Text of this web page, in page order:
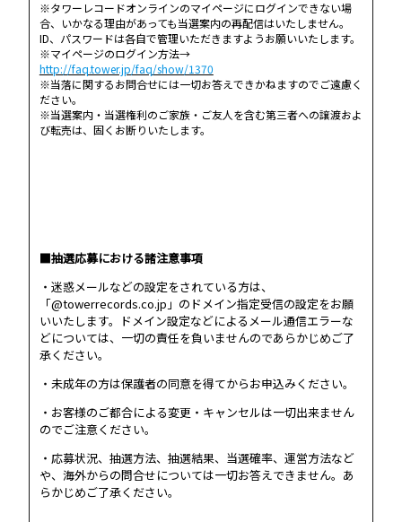
※タワーレコードオンラインのマイページにログインできない場
合、いかなる理由があっても当選案内の再配信はいたしません。
ID、パスワードは各自で管理いただきますようお願いいたします。
※マイページのログイン方法→
http://faq.tower.jp/faq/show/1370
※当落に関するお問合せには一切お答えできかねますのでご遠慮く
ださい。
※当選案内・当選権利のご家族・ご友人を含む第三者への譲渡およ
び転売は、固くお断りいたします。
■抽選応募における諸注意事項
・迷惑メールなどの設定をされている方は、
「@towerrecords.co.jp」のドメイン指定受信の設定をお願
いいたします。ドメイン設定などによるメール通信エラーな
どについては、一切の責任を負いませんのであらかじめご了
承ください。
・未成年の方は保護者の同意を得てからお申込みください。
・お客様のご都合による変更・キャンセルは一切出来ません
のでご注意ください。
・応募状況、抽選方法、抽選結果、当選確率、運営方法など
や、海外からの問合せについては一切お答えできません。あ
らかじめご了承ください。